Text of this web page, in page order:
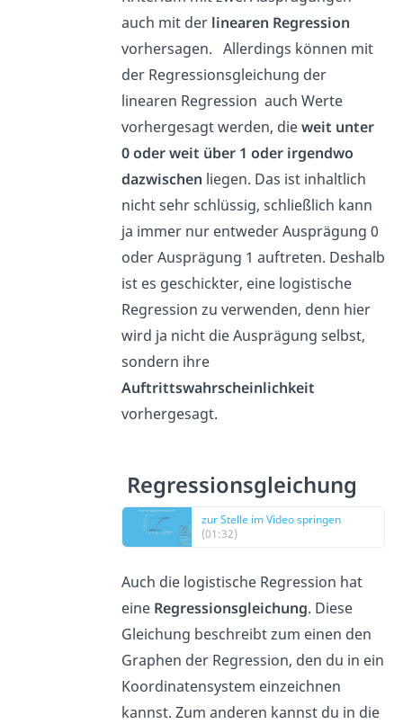
auch mit der linearen Regression
vorhersagen. Allerdings können mit
der Regressionsgleichung der
linearen Regression auch Werte
vorhergesagt werden, dieweit unter
0 oder weit über 1 oder irgendwo
dazwischen liegen. Das ist inhaltlich
nicht sehr schlüssig, schließlich kann
ja immer nur entweder Ausprägung 0
oder Ausprägung 1 auftreten. Deshalb
ist es geschickter, eine logistische
Regression zu verwenden, denn hier
wird ja nicht die Ausprägung selbst,
sondern ihre
Auftrittswahrscheinlichkeit
vorhergesagt.
Regressionsgleichung
zur Stelle im Video springen
(01:32)
Auch die logistische Regression hat
eine Regressionsgleichung. Diese
Gleichung beschreibt zum einen den
Graphen der Regression, den du in ein
Koordinatensystem einzeichnen
kannst. Zum anderen kannst du in die